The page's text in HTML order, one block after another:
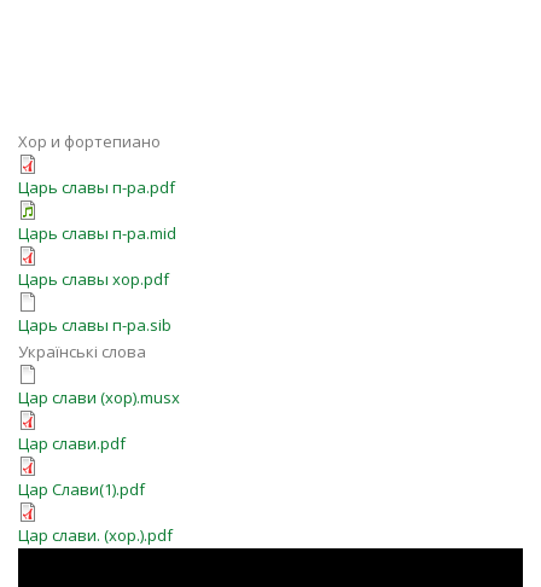
Хор и фортепиано
Царь славы п-ра.pdf
Царь славы п-ра.mid
Царь славы хор.pdf
Царь славы п-ра.sib
Українські слова
Цар слави (хор).musx
Цар слави.pdf
Цар Слави(1).pdf
Цар слави. (хор.).pdf